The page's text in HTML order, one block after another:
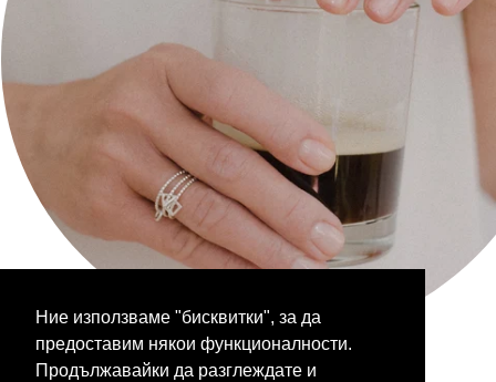
Ние използваме "бисквитки", за да
предоставим някои функционалности.
Продължавайки да разглеждате и
Следете ни на:
Facebook
Instagram
Бъдете вътрешен човек
JOIN THE CLUB